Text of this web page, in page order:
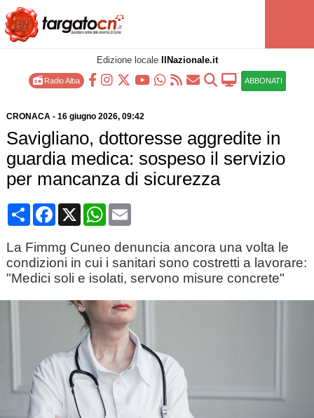
Edizione locale IlNazionale.it
Radio Alba ABBONATI
CRONACA- 16 giugno 2026, 09:42
Savigliano, dottoresse aggredite in
guardia medica: sospeso il servizio
per mancanza di sicurezza
CondividiFacebook
X WhatsApp
Email
La Fimmg Cuneo denuncia ancora una volta le
condizioni in cui i sanitari sono costretti a lavorare:
"Medici soli e isolati, servono misure concrete"